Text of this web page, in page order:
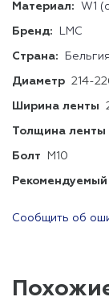
Материал: W1
Бренд: LMC
Страна: Бельгия
Диаметр 214-
Ширина ленты
Толщина ленты
Болт М10
Сообщить об